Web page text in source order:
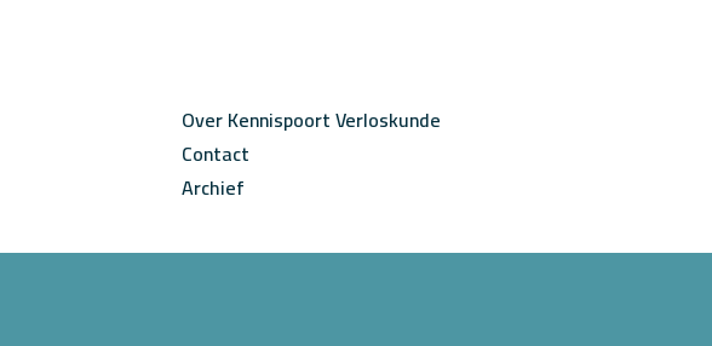
Over Kennispoort Verloskunde
Contact
Archief